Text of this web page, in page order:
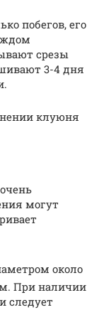
побегов, его
срезы
3-4 дня
клуюня
могут
около
При наличии
следует